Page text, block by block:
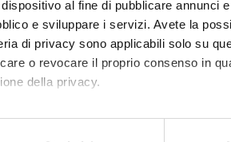
al fine di pubblicare annunci
e sviluppare i servizi. Avete la
di privacy sono applicabili solo su
o revocare il proprio consenso in
della privacy.